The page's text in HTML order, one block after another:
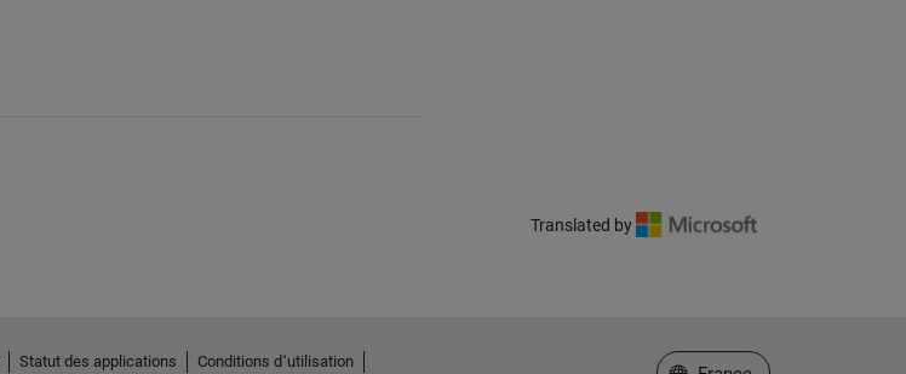
Translated by
Statut des applications
Conditions d՚utilisation